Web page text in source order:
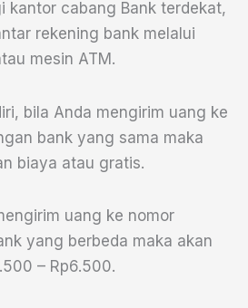
kantor cabang Bank terdekat,
rekening bank melalui
mesin ATM.
bila Anda mengirim uang ke
bank yang sama maka
biaya atau gratis.
uang ke nomor
yang berbeda maka akan
– Rp6.500.